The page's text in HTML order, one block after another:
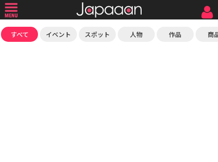
すべて イベント スポット 人物 作品 商